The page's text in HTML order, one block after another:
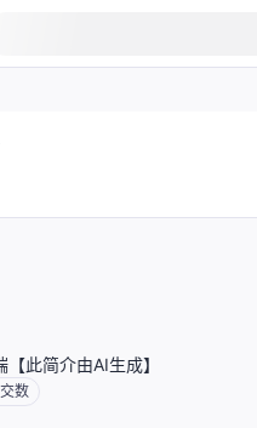
此简介由AI生成】
数